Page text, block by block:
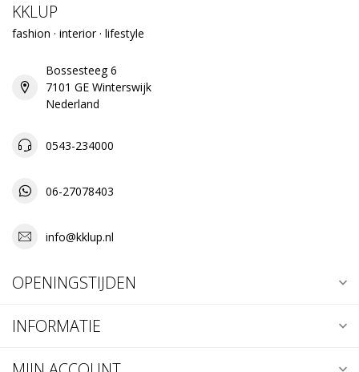
KKLUP
fashion · interior · lifestyle
Bossesteeg 6
7101 GE Winterswijk
Nederland
0543-234000
06-27078403
info@kklup.nl
OPENINGSTIJDEN
INFORMATIE